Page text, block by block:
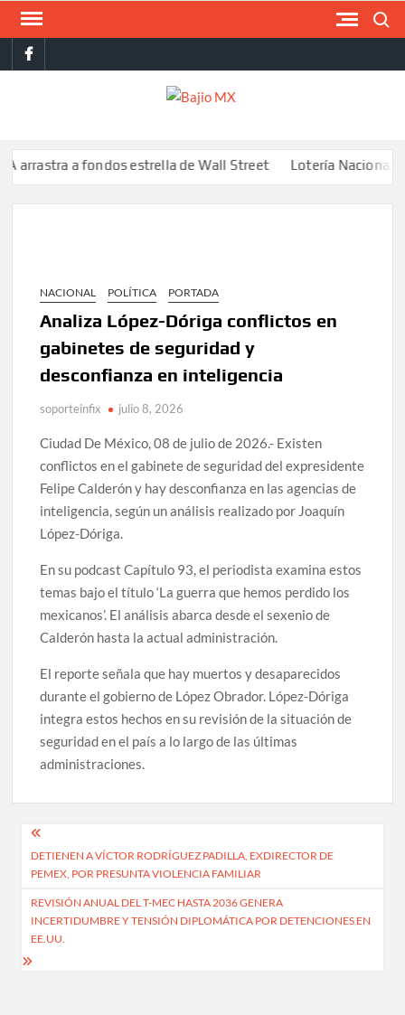
Saltar
contenidofacebook
a fondos estrella de Wall Street Lotería Nacional emite
NACIONAL POLÍTICA PORTADA
Analiza López-Dóriga conflictos en
gabinetes de seguridad y
desconfianza en inteligencia
soporteinfix julio 8, 2026
Ciudad De México, 08 de julio de 2026.- Existen
conflictos en el gabinete de seguridad del expresidente
Felipe Calderón y hay desconfianza en las agencias de
inteligencia, según un análisis realizado por Joaquín
López-Dóriga.
En su podcast Capítulo 93, el periodista examina estos
temas bajo el título ‘La guerra que hemos perdido los
mexicanos’. El análisis abarca desde el sexenio de
Calderón hasta la actual administración.
El reporte señala que hay muertos y desaparecidos
durante el gobierno de López Obrador. López-Dóriga
integra estos hechos en su revisión de la situación de
seguridad en el país a lo largo de las últimas
administraciones.
Navegación
de
entradas
DETIENEN A VÍCTOR RODRÍGUEZ PADILLA, EXDIRECTOR DE
PEMEX, POR PRESUNTA VIOLENCIA FAMILIAR
REVISIÓN ANUAL DEL T-MEC HASTA 2036 GENERA
INCERTIDUMBRE Y TENSIÓN DIPLOMÁTICA POR DETENCIONES EN
EE.UU.